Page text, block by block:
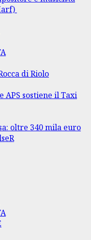
di Riolo
sostiene il Taxi
oltre 340 mila euro